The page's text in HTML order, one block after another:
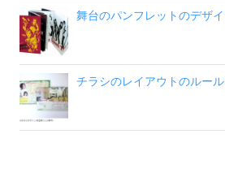
舞台のパンフレットのデザ
チラシのレイアウトのルー